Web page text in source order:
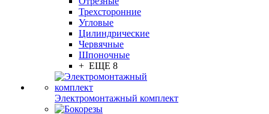
Трехсторонние
Угловые
Цилиндрические
Червячные
Шпоночные
+ ЕЩЕ 8
Электромонтажный комплект